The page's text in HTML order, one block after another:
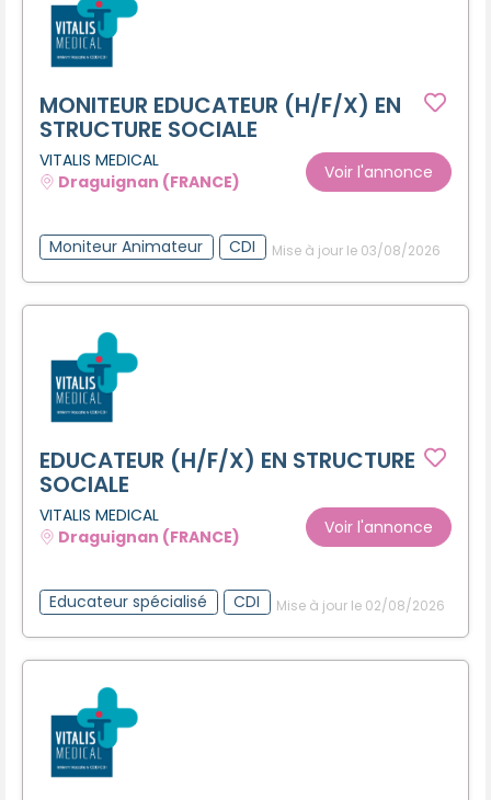
MONITEUR EDUCATEUR (H/F/X) EN
STRUCTURE SOCIALE
VITALIS MEDICAL
Draguignan (FRANCE)
Voir l'annonce
Moniteur Animateur CDI Mise à jour le 03/08/2026
EDUCATEUR (H/F/X) EN STRUCTURE
SOCIALE
VITALIS MEDICAL
Draguignan (FRANCE)
Voir l'annonce
Educateur spécialisé CDI Mise à jour le 02/08/2026